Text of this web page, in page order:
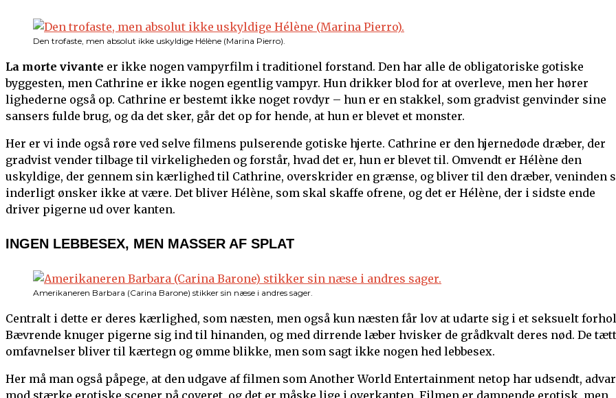
Den trofaste, men absolut ikke uskyldige Hélène (Marina Pierro).
La morte vivante er ikke nogen vampyrfilm i traditionel forstand. Den har alle de obligatoriske gotiske
byggesten, men Cathrine er ikke nogen egentlig vampyr. Hun drikker blod for at overleve, men her hører
lighederne også op. Cathrine er bestemt ikke noget rovdyr – hun er en stakkel, som gradvist genvinder sine
sansers fulde brug, og da det sker, går det op for hende, at hun er blevet et monster.
Her er vi inde også røre ved selve filmens pulserende gotiske hjerte. Cathrine er den hjernedøde dræber, der
gradvist vender tilbage til virkeligheden og forstår, hvad det er, hun er blevet til. Omvendt er Hélène den
uskyldige, der gennem sin kærlighed til Cathrine, overskrider en grænse, og bliver til den dræber, veninden
inderligt ønsker ikke at være. Det bliver Hélène, som skal skaffe ofrene, og det er Hélène, der i sidste ende
driver pigerne ud over kanten.
INGEN LEBBESEX, MEN MASSER AF SPLAT
Amerikaneren Barbara (Carina Barone) stikker sin næse i andres sager.
Centralt i dette er deres kærlighed, som næsten, men også kun næsten får lov at udarte sig i et seksuelt
Bævrende knuger pigerne sig ind til hinanden, og med dirrende læber hvisker de grådkvalt deres nød. De
omfavnelser bliver til kærtegn og ømme blikke, men som sagt ikke nogen hed lebbesex.
Her må man også påpege, at den udgave af filmen som Another World Entertainment netop har udsendt,
mod stærke erotiske scener på coveret, og det er måske lige i overkanten. Filmen er dampende erotisk, men